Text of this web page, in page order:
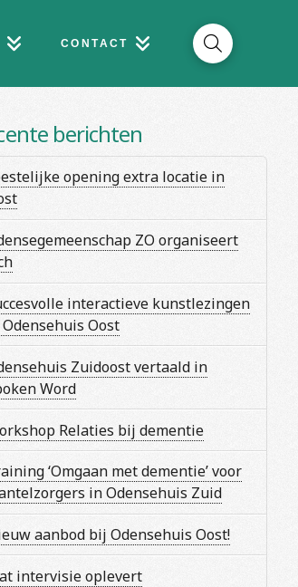
CONTACT
berichten
opening extra locatie in
ZO organiseert
interactieve kunstlezingen
Oost
Zuidoost vertaald in
Word
Relaties bij dementie
‘Omgaan met dementie’ voor
in Odensehuis Zuid
aanbod bij Odensehuis Oost!
intervisie oplevert